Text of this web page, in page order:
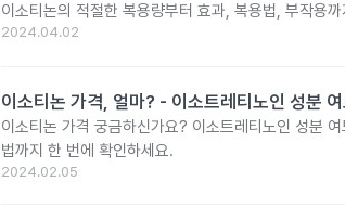
이소티논의 적절한 복용량부터 효과, 복용법, 부작용
2024.04.02
이소티논 가격, 얼마? - 이소트레티노인 성분
이소티논 가격 궁금하신가요? 이소트레티노인 성분
법까지 한 번에 확인하세요.
2024.02.05